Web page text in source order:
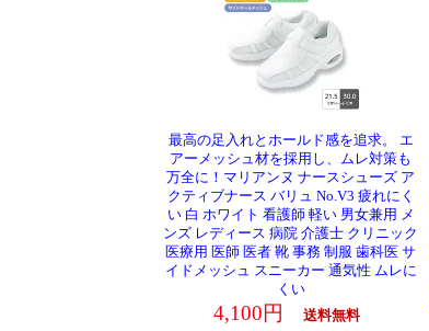
最高の足入れとホールド感を追求。 エ
アーメッシュ材を採用し、ムレ対策も
万全に！マリアンヌ ナースシューズ ア
クティブナース バリュ No.V3 疲れにく
い 白 ホワイト 看護師 軽い 男女兼用 メ
ンズ レディース 病院 介護士 クリニック
医療用 医師 医者 靴 事務 制服 歯科医 サ
イドメッシュ スニーカー 通気性 ムレに
くい
4,100円 送料無料